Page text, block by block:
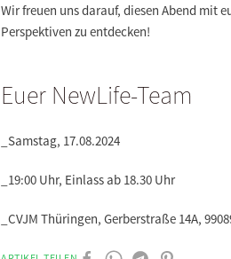
Wir freuen uns darauf, diesen Abend mit
Perspektiven zu entdecken!
Euer NewLife-Team
_Samstag, 17.08.2024
_19:00 Uhr, Einlass ab 18.30 Uhr
_CVJM Thüringen, Gerberstraße 14A,